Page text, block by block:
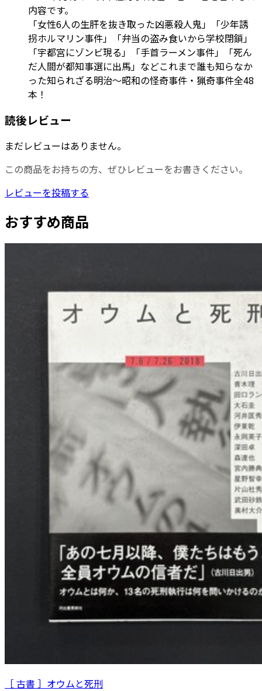
内容です。
「女性6人の生肝を抜き取った凶悪殺人鬼」「少年誘
拐ホルマリン事件」「弁当の盗み食いから学校閉鎖」
「宇都宮にゾンビ現る」「手首ラーメン事件」「死ん
だ人間が都知事選に出馬」などこれまで誰も知らなか
った知られざる明治～昭和の怪奇事件・猟奇事件全48
本！
読後レビュー
まだレビューはありません。
この商品をお持ちの方、ぜひレビューをお書きください。
レビューを投稿する
おすすめ商品
［ 古書 ］オウムと死刑